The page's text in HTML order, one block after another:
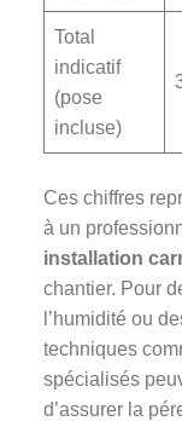
Total
indicatif
(pose
incluse)
Ces chiffres
à un
installation
chantier. Pour
l’humidité ou
techniques
spécialisés
d’assurer la